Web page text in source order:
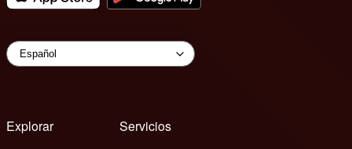
Explorar
Servicios